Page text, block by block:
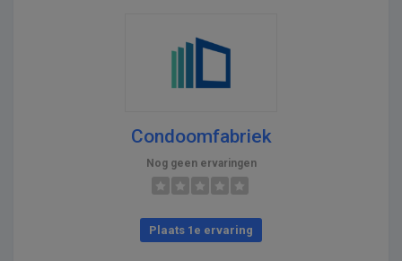
Condoomfabriek
Nog geen ervaringen
Plaats 1e ervaring